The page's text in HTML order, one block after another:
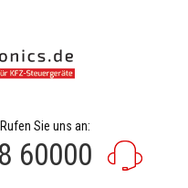
Sie uns an:
60000